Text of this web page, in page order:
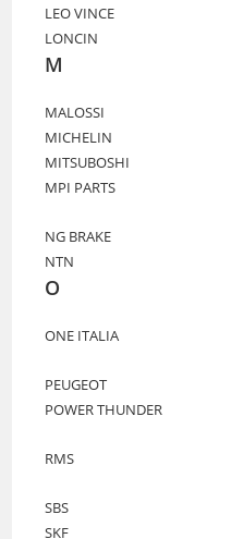
LEO VINCE
LONCIN
M
MALOSSI
MICHELIN
MITSUBOSHI
MPI PARTS
NG BRAKE
NTN
O
ONE ITALIA
PEUGEOT
POWER THUNDER
RMS
SBS
SKF